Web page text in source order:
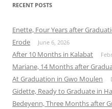
RECENT POSTS
Enette, Four Years after
Erode June 6, 2026
After 10 Months in Kalabat
Mariane, 14 Months after
At Graduation in Gwo Moulen
Gidette, Ready to Graduate in
Bedeyenn, Three Months after